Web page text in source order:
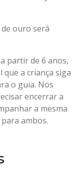
ouro será
partir de 6 anos,
que a criança siga
o guia. Nos
encerrar a
a mesma
ambos.